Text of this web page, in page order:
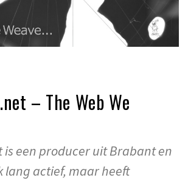
– The Web We
is een producer uit Brabant en
lang actief, maar heeft